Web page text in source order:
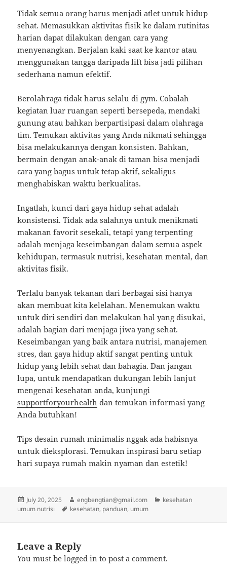
Tidak semua orang harus menjadi atlet untuk hidup
sehat. Memasukkan aktivitas fisik ke dalam rutinitas
harian dapat dilakukan dengan cara yang
menyenangkan. Berjalan kaki saat ke kantor atau
menggunakan tangga daripada lift bisa jadi pilihan
sederhana namun efektif.
Berolahraga tidak harus selalu di gym. Cobalah
kegiatan luar ruangan seperti bersepeda, mendaki
gunung atau bahkan berpartisipasi dalam olahraga
tim. Temukan aktivitas yang Anda nikmati sehingga
bisa melakukannya dengan konsisten. Bahkan,
bermain dengan anak-anak di taman bisa menjadi
cara yang bagus untuk tetap aktif, sekaligus
menghabiskan waktu berkualitas.
Ingatlah, kunci dari gaya hidup sehat adalah
konsistensi. Tidak ada salahnya untuk menikmati
makanan favorit sesekali, tetapi yang terpenting
adalah menjaga keseimbangan dalam semua aspek
kehidupan, termasuk nutrisi, kesehatan mental, dan
aktivitas fisik.
Terlalu banyak tekanan dari berbagai sisi hanya
akan membuat kita kelelahan. Menemukan waktu
untuk diri sendiri dan melakukan hal yang disukai,
adalah bagian dari menjaga jiwa yang sehat.
Keseimbangan yang baik antara nutrisi, manajemen
stres, dan gaya hidup aktif sangat penting untuk
hidup yang lebih sehat dan bahagia. Dan jangan
lupa, untuk mendapatkan dukungan lebih lanjut
mengenai kesehatan anda, kunjungi
supportforyourhealth dan temukan informasi yang
Anda butuhkan!
Tips desain rumah minimalis nggak ada habisnya
untuk dieksplorasi. Temukan inspirasi baru setiap
hari supaya rumah makin nyaman dan estetik!
Posted
on
July 20, 2025 Author
engbengtian@gmail.com Categories
kesehatan
umum nutrisi
Tags
kesehatan, panduan, umum
Leave a Reply
You must belogged in to post a comment.